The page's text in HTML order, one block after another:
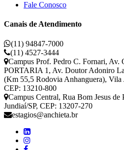
Fale Conosco
Canais de Atendimento
(11) 94847-7000
(11) 4527-3444
Campus Prof. Pedro C. Fornari, Av.
PORTARIA 1, Av. Doutor Adoniro
(Km 55,5 Rodovia Anhanguera), Vila
CEP: 13210-800
Campus Central, Rua Bom Jesus
Jundiaí/SP, CEP: 13207-270
estagios@anchieta.br